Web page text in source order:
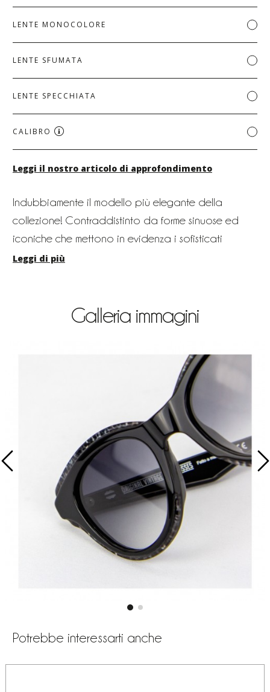
Indubbiamente il modello più elegante della
collezione! Contraddistinto da forme sinuose ed
iconiche che mettono in evidenza i sofisticati
dettagli animalier.
Leggi di più
LENTE MONOCOLORE
LENTE SFUMATA
LENTE SPECCHIATA
CALIBRO
Leggi il nostro articolo di approfondimento
Galleria immagini
Potrebbe interessarti anche